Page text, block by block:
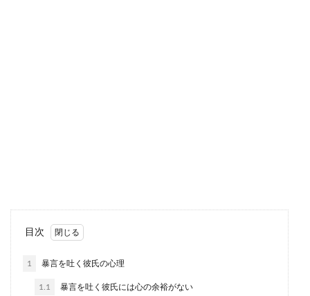
をどう思っているのか、彼の気持ちがわからな
目次
1 暴言を吐く彼氏の心理
1.1 暴言を吐く彼氏には心の余裕がない